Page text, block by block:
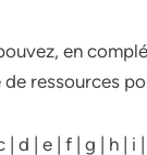
en
de ressources
| d | e | f | g | h | i